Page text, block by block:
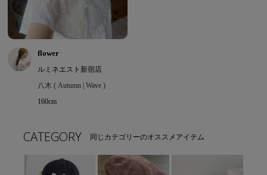
flower
ルミネエスト新宿店
八木 ( Autumn | Wave )
160cm
CATEGORY 同じカテゴリーのオススメアイテム